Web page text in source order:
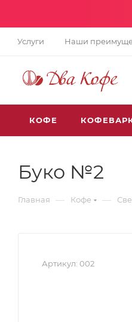
Услуги Наши
КОФЕ
Буко №2
Главная — Кофе —
Артикул: 002